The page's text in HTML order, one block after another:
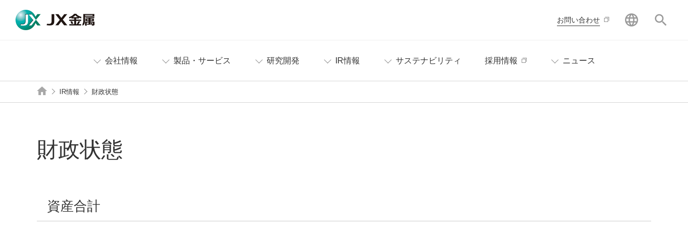
お問い合わせ GLOBAL
会社情報 製品・サービス 研究開発 IR情報 サステナビリティ 採用情報 ニュース
IR情報 財政状態
財政状態
資産合計